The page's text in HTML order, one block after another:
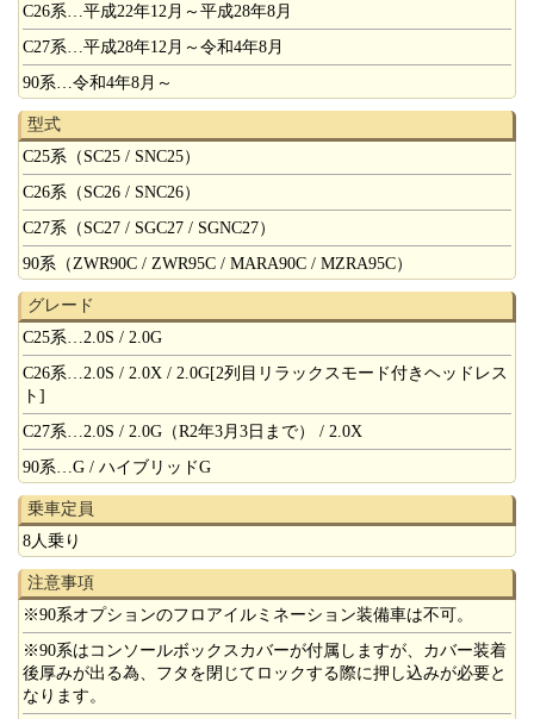
C26系…平成22年12月～平成28年8月
C27系…平成28年12月～令和4年8月
90系…令和4年8月～
型式
C25系（SC25 / SNC25）
C26系（SC26 / SNC26）
C27系（SC27 / SGC27 / SGNC27）
90系（ZWR90C / ZWR95C / MARA90C / MZRA95C）
グレード
C25系…2.0S / 2.0G
C26系…2.0S / 2.0X / 2.0G[2列目リラックスモード付きヘッドレス
ト]
C27系…2.0S / 2.0G（R2年3月3日まで） / 2.0X
90系…G / ハイブリッドG
乗車定員
8人乗り
注意事項
※90系オプションのフロアイルミネーション装備車は不可。
※90系はコンソールボックスカバーが付属しますが、カバー装着
後厚みが出る為、フタを閉じてロックする際に押し込みが必要と
なります。